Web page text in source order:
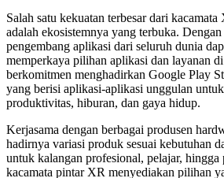
Salah satu kekuatan terbesar dari
adalah ekosistemnya yang terbuka.
pengembang aplikasi dari seluruh dunia
memperkaya pilihan aplikasi dan layanan
berkomitmen menghadirkan Google Play
yang berisi aplikasi-aplikasi unggulan
produktivitas, hiburan, dan gaya hidup.
Kerjasama dengan berbagai produsen
hadirnya variasi produk sesuai kebutuhan
untuk kalangan profesional, pelajar, hingga
kacamata pintar XR menyediakan pilihan